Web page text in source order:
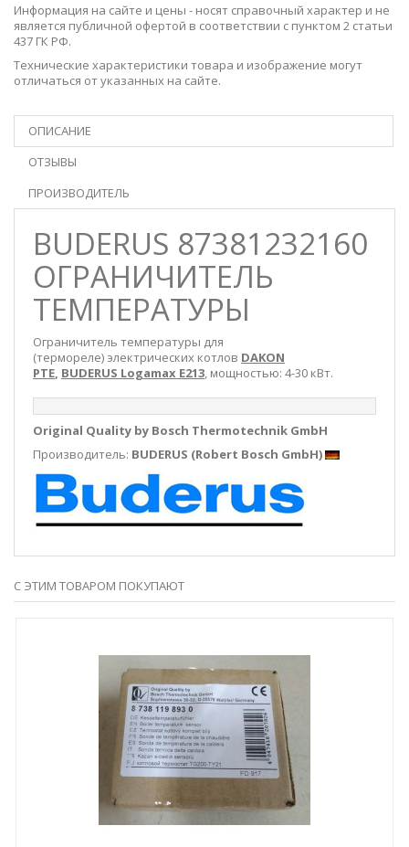
Информация на сайте и цены - носят справочный характер и не
является публичной офертой в соответствии с пунктом 2 статьи
437 ГК РФ.
Технические характеристики товара и изображение могут
отличаться от указанных на сайте.
ОПИСАНИЕ
ОТЗЫВЫ
ПРОИЗВОДИТЕЛЬ
BUDERUS 87381232160
ОГРАНИЧИТЕЛЬ
ТЕМПЕРАТУРЫ
Ограничитель температуры для
(термореле) электрических котлов DAKON
PTE, BUDERUS Logamax E213, мощностью: 4-30 кВт.
Original Quality by Bosch Thermotechnik GmbH
Производитель: BUDERUS (Robert Bosch GmbH)
С ЭТИМ ТОВАРОМ ПОКУПАЮТ